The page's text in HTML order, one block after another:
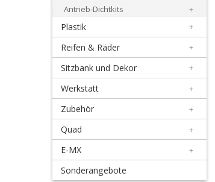
Kurbelwellenteile
Lectron
Vergaser
Membranen
Motorteile
Antrieb-Dichtkits
+
Plastik +
Reifen & Räder +
Sitzbank und Dekor +
Werkstatt +
Zubehör +
Quad +
E-MX +
Sonderangebote